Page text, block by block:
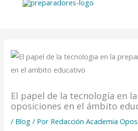
El papel de la tecnología en
oposiciones en el ámbito
/ Blog / Por Redacción Academia